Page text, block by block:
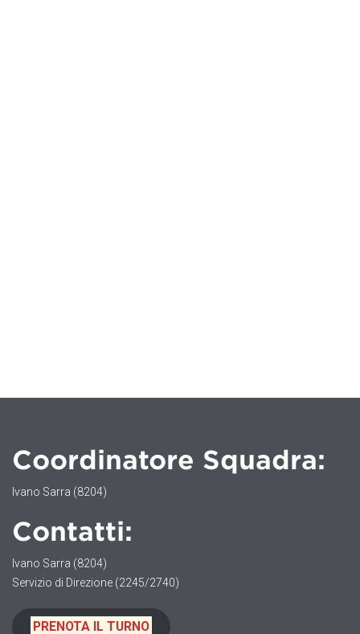
Coordinatore Squadra:
Ivano Sarra (8204)
Contatti:
Ivano Sarra (8204)
Servizio di Direzione (2245/2740)
PRENOTA IL TURNO